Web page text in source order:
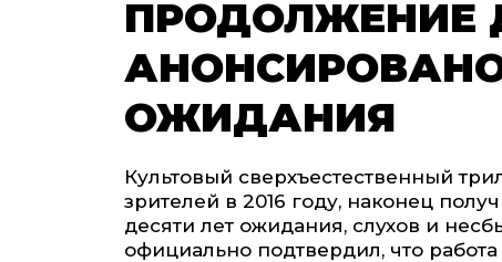
ПРОДОЛЖЕНИЕ
АНОНСИРОВАНО
ОЖИДАНИЯ
Культовый сверхъестественный
зрителей в 2016 году, наконец
десяти лет ожидания, слухов и
официально подтвердил, что